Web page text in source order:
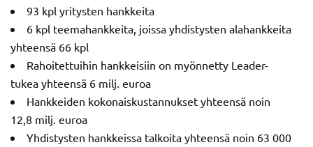
93 kpl yritysten hankkeita
6 kpl teemahankkeita, joissa yhdistysten alahankkeita
yhteensä 66 kpl
Rahoitettuihin hankkeisiin on myönnetty Leader-
tukea yhteensä 6 milj. euroa
Hankkeiden kokonaiskustannukset yhteensä noin
12,8 milj. euroa
Yhdistysten hankkeissa talkoita yhteensä noin 63 000